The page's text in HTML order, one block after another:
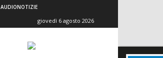
AUDIONOTIZIE
giovedì 6 agosto 2026